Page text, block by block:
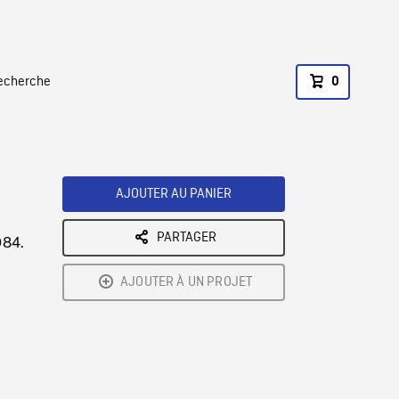
0
AJOUTER AU PANIER
PARTAGER
AJOUTER À UN PROJET